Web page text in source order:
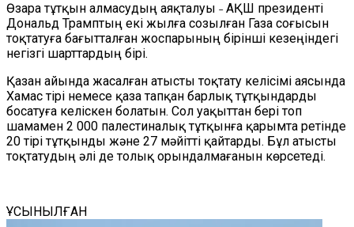
Өзара тұтқын алмасудың аяқталуы ˗ АҚШ президенті
Дональд Трамптың екі жылға созылған Газа соғысын
тоқтатуға бағытталған жоспарының бірінші кезеңіндегі
негізгі шарттардың бірі.
Қазан айында жасалған атысты тоқтату келісімі аясында
Хамас тірі немесе қаза тапқан барлық тұтқындарды
босатуға келіскен болатын. Сол уақыттан бері топ
шамамен 2 000 палестиналық тұтқынға қарымта ретінде
20 тірі тұтқынды және 27 мәйітті қайтарды. Бұл атысты
тоқтатудың әлі де толық орындалмағанын көрсетеді.
ҰСЫНЫЛҒАН